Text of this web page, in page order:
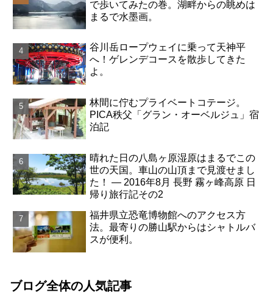
で歩いてみたの巻。湖畔からの眺めは
まるで水墨画。
谷川岳ロープウェイに乗って天神平
へ！ゲレンデコースを散歩してきた
よ。
林間に佇むプライベートコテージ。
PICA秩父「グラン・オーベルジュ」宿
泊記
晴れた日の八島ヶ原湿原はまるでこの
世の天国。車山の山頂まで見渡せまし
た！ ― 2016年8月 長野 霧ヶ峰高原 日
帰り旅行記その2
福井県立恐竜博物館へのアクセス方
法。最寄りの勝山駅からはシャトルバ
スが便利。
ブログ全体の人気記事